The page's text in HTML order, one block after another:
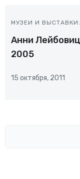
МУЗЕИ И
Анни
2005
15 октября, 2011